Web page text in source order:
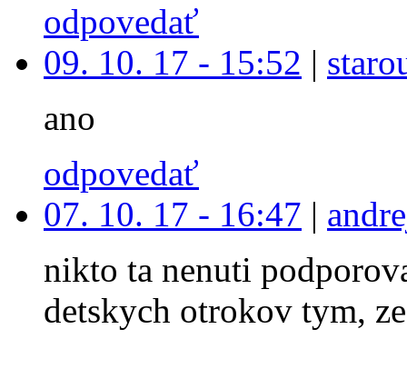
odpovedať
09. 10. 17 - 15:52 |
ano
odpovedať
07. 10. 17 - 16:47 |
nikto ta nenuti
detskych otrokov tym,